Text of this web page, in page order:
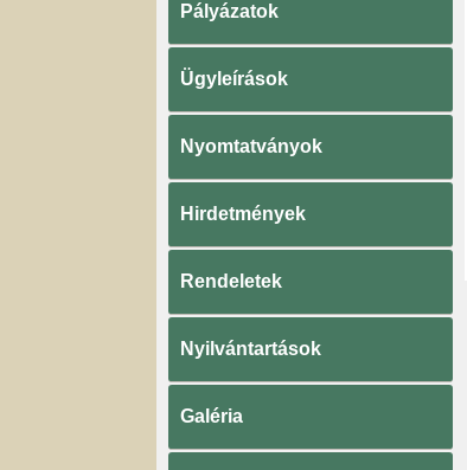
Pályázatok
Ügyleírások
Nyomtatványok
Hirdetmények
Rendeletek
Nyilvántartások
Galéria